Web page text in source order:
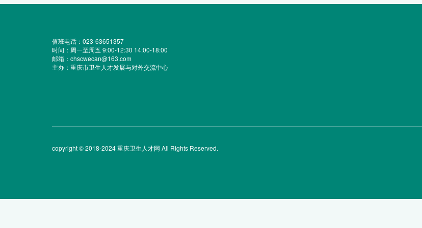
值班电话：023-63651357
时间：周一至周五 9:00-12:30 14:00-18:00
邮箱：chscwecan@163.com
主办：重庆市卫生人才发展与对外交流中心
copyright © 2018-2024 重庆卫生人才网 All Rights Reserved.